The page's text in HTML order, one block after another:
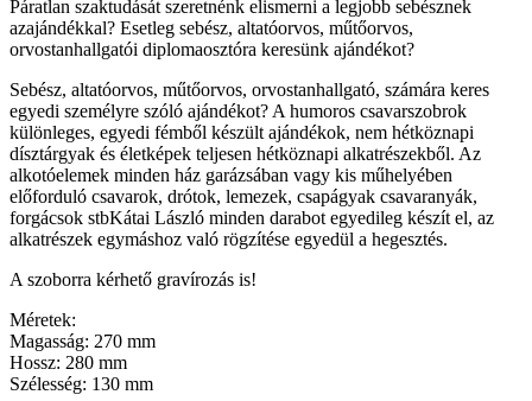
Páratlan szaktudását szeretnénk elismerni a legjobb sebésznek
azajándékkal? Esetleg sebész, altatóorvos, műtőorvos,
orvostanhallgatói diplomaosztóra keresünk ajándékot?
Sebész, altatóorvos, műtőorvos, orvostanhallgató, számára keres
egyedi személyre szóló ajándékot? A humoros csavarszobrok
különleges, egyedi fémből készült ajándékok, nem hétköznapi
dísztárgyak és életképek teljesen hétköznapi alkatrészekből. Az
alkotóelemek minden ház garázsában vagy kis műhelyében
előforduló csavarok, drótok, lemezek, csapágyak csavaranyák,
forgácsok stbKátai László minden darabot egyedileg készít el, az
alkatrészek egymáshoz való rögzítése egyedül a hegesztés.
A szoborra kérhető gravírozás is!
Méretek:
Magasság: 270 mm
Hossz: 280 mm
Szélesség: 130 mm